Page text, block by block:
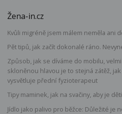
Žena-in.cz
Kvůli migréně jsem málem neměla ani
Pět tipů, jak začít dokonalé ráno.
Způsob, jak se díváme do mobilu,
skloněnou hlavou je to stejná zátěž,
vysvětluje přední fyzioterapeut
Tipy maminek, jak na svačiny, aby je
Jídlo jako palivo pro běžce: Důležité je